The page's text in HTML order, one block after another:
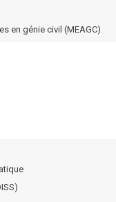
en génie civil (MEAGC)